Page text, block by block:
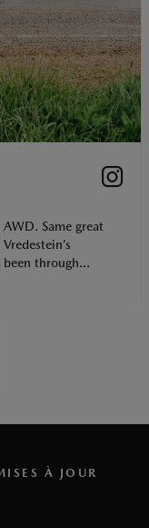
AWD. Same great
been through...
À JOUR